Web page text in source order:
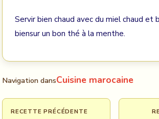
Servir bien chaud avec du miel chaud et
biensur un bon thé à la menthe.
Navigation dansCuisine marocaine
RECETTE PRÉCÉDENTE